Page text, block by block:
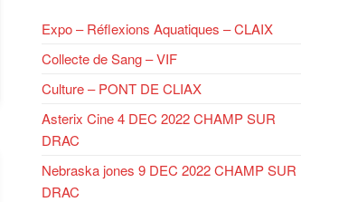
Expo – Réflexions Aquatiques – CLAIX
Collecte de Sang – VIF
Culture – PONT DE CLIAX
Asterix Cine 4 DEC 2022 CHAMP SUR
DRAC
Nebraska jones 9 DEC 2022 CHAMP SUR
DRAC